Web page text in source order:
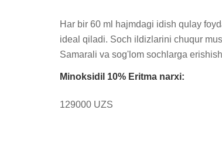
Har bir 60 ml hajmdagi idish qulay
ideal qiladi. Soch ildizlarini chuqur
Samarali va sog'lom sochlarga
Minoksidil 10% Eritma narxi:
129000 UZS